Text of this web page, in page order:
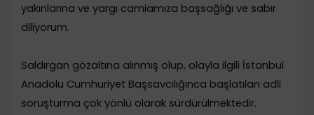
yakınlarına ve yargı camiamıza başsağlığı ve sabır
diliyorum.
Saldırgan gözaltına alınmış olup, olayla ilgili İstanbul
Anadolu Cumhuriyet Başsavcılığınca başlatılan adli
soruşturma çok yönlü olarak sürdürülmektedir.